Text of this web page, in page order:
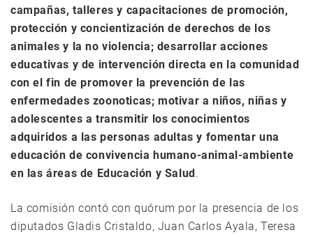
campañas, talleres y capacitaciones de promoción,
protección y concientización de derechos de los
animales y la no violencia; desarrollar acciones
educativas y de intervención directa en la comunidad
con el fin de promover la prevención de las
enfermedades zoonoticas; motivar a niños, niñas y
adolescentes a transmitir los conocimientos
adquiridos a las personas adultas y fomentar una
educación de convivencia humano-animal-ambiente
en las áreas de Educación y Salud .
La comisión contó con quórum por la presencia de los
diputados Gladis Cristaldo, Juan Carlos Ayala, Teresa